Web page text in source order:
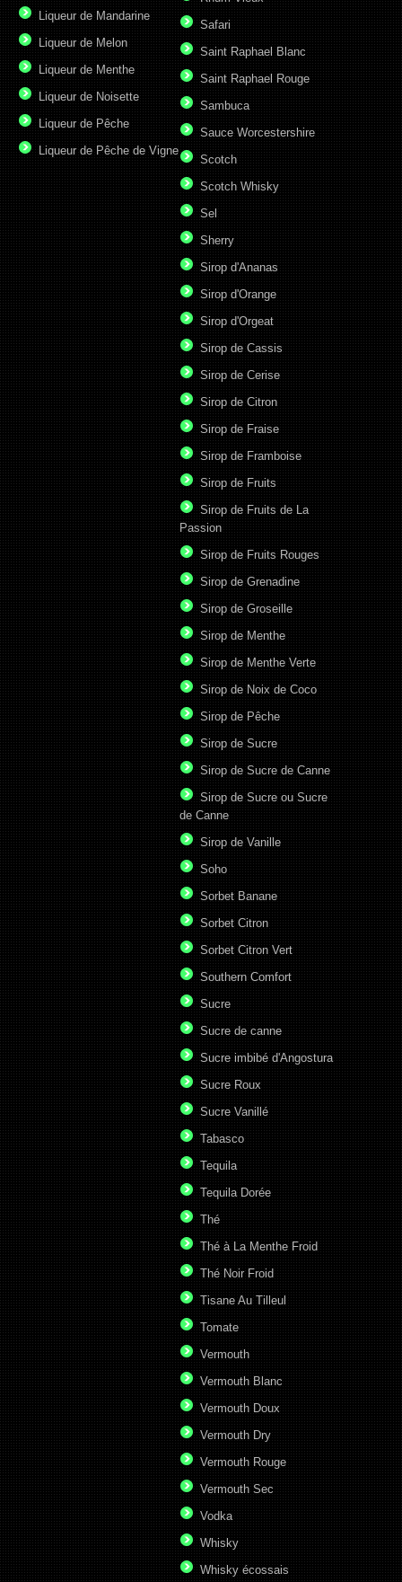
Liqueur de Mandarine
Liqueur de Melon
Liqueur de Menthe
Liqueur de Noisette
Liqueur de Pêche
Liqueur de Pêche de Vigne
Safari
Saint Raphael Blanc
Saint Raphael Rouge
Sambuca
Sauce Worcestershire
Scotch
Scotch Whisky
Sel
Sherry
Sirop d'Ananas
Sirop d'Orange
Sirop d'Orgeat
Sirop de Cassis
Sirop de Cerise
Sirop de Citron
Sirop de Fraise
Sirop de Framboise
Sirop de Fruits
Sirop de Fruits de La
Passion
Sirop de Fruits Rouges
Sirop de Grenadine
Sirop de Groseille
Sirop de Menthe
Sirop de Menthe Verte
Sirop de Noix de Coco
Sirop de Pêche
Sirop de Sucre
Sirop de Sucre de Canne
Sirop de Sucre ou Sucre
de Canne
Sirop de Vanille
Soho
Sorbet Banane
Sorbet Citron
Sorbet Citron Vert
Southern Comfort
Sucre
Sucre de canne
Sucre imbibé d'Angostura
Sucre Roux
Sucre Vanillé
Tabasco
Tequila
Tequila Dorée
Thé
Thé à La Menthe Froid
Thé Noir Froid
Tisane Au Tilleul
Tomate
Vermouth
Vermouth Blanc
Vermouth Doux
Vermouth Dry
Vermouth Rouge
Vermouth Sec
Vodka
Whisky
Whisky écossais